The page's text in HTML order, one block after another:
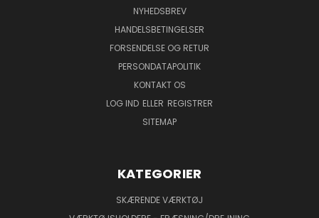
NYHEDSBREV
HANDELSBETINGELSER
FORSENDELSE OG RETUR
PERSONDATAPOLITIK
KONTAKT OS
LOG IND ELLER REGISTRER
SITEMAP
KATEGORIER
SKÆRENDE VÆRKTØJ